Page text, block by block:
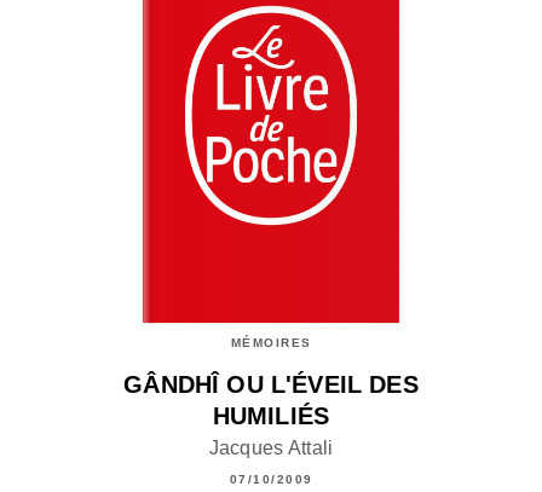
MÉMOIRES
GÂNDHÎ OU L'ÉVEIL DES
HUMILIÉS
Jacques Attali
07/10/2009